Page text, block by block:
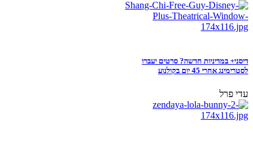
דיסני+ במדיניות חדשה? סרטים יעברו
לסטרימינג אחרי 45 יום בקולנוע
עדי פרל